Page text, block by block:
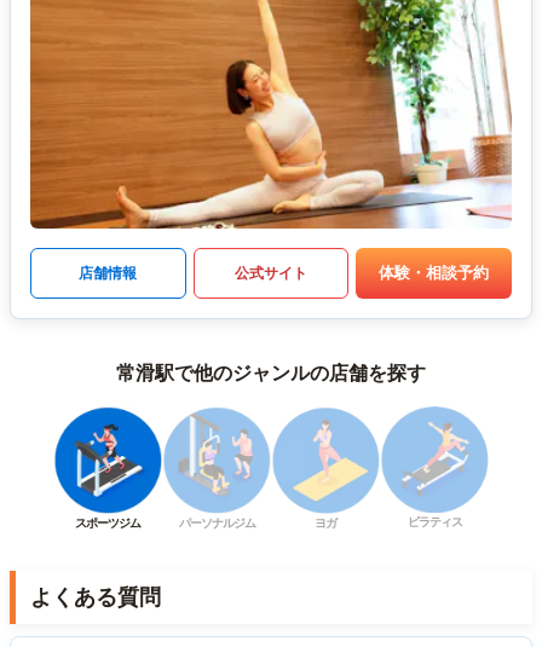
店舗情報 公式サイト 体験・相談予約
常滑駅で他のジャンルの店舗を探す
スポーツジム パーソナルジム ヨガ ピラティス
よくある質問